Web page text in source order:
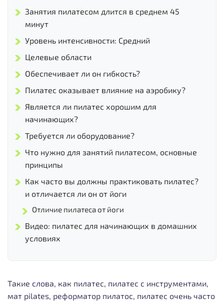
Занятия пилатесом длится в среднем 45
минут
Уровень интенсивности: Средний
Целевые области
Обеспечивает ли он гибкость?
Пилатес оказывает влияние на аэробику?
Является ли пилатес хорошим для
начинающих?
Требуется ли оборудование?
Что нужно для занятий пилатесом, основные
принципы
Как часто вы должны практиковать пилатес?
и отличается ли он от йоги
Отличие пилатеса от йоги
Видео: пилатес для начинающих в домашних
условиях
Такие слова, как пилатес, пилaтес с инструментами,
мат pilates, реформатор пилатос, пилатес очень часто